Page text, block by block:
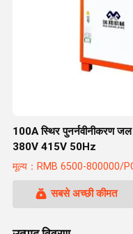
100A स्थिर पुनर्नवीनीकरण
380V 415V 50Hz
मूल्य：RMB 6500-800000/
सबसे अच्छी कीमत